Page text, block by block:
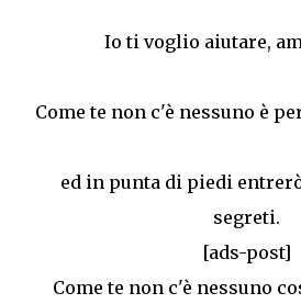
Io ti voglio aiutare,
Come te non c'è nessuno è
ed in punta di piedi
segreti.
[ads-post]
Come te non c'è nessuno